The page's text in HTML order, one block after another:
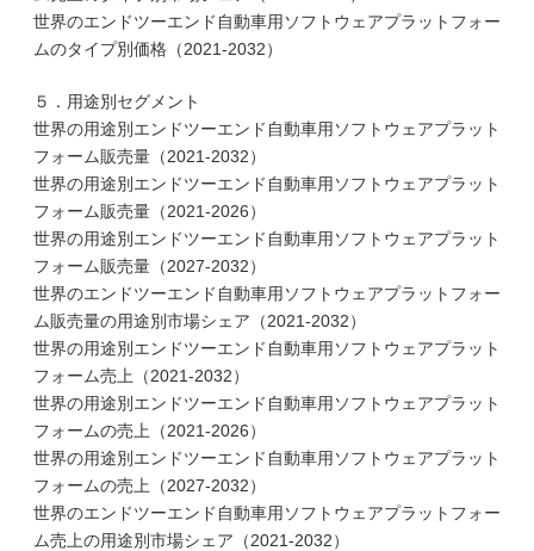
世界のエンドツーエンド自動車用ソフトウェアプラットフォー
ムのタイプ別価格（2021-2032）
５．用途別セグメント
世界の用途別エンドツーエンド自動車用ソフトウェアプラット
フォーム販売量（2021-2032）
世界の用途別エンドツーエンド自動車用ソフトウェアプラット
フォーム販売量（2021-2026）
世界の用途別エンドツーエンド自動車用ソフトウェアプラット
フォーム販売量（2027-2032）
世界のエンドツーエンド自動車用ソフトウェアプラットフォー
ム販売量の用途別市場シェア（2021-2032）
世界の用途別エンドツーエンド自動車用ソフトウェアプラット
フォーム売上（2021-2032）
世界の用途別エンドツーエンド自動車用ソフトウェアプラット
フォームの売上（2021-2026）
世界の用途別エンドツーエンド自動車用ソフトウェアプラット
フォームの売上（2027-2032）
世界のエンドツーエンド自動車用ソフトウェアプラットフォー
ム売上の用途別市場シェア（2021-2032）